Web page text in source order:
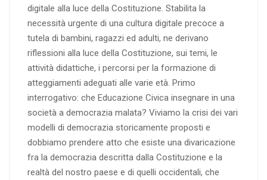
digitale alla luce della Costituzione. Stabilita la
necessità urgente di una cultura digitale precoce a
tutela di bambini, ragazzi ed adulti, ne derivano
riflessioni alla luce della Costituzione, sui temi, le
attività didattiche, i percorsi per la formazione di
atteggiamenti adeguati alle varie età. Primo
interrogativo: che Educazione Civica insegnare in una
società a democrazia malata? Viviamo la crisi dei vari
modelli di democrazia storicamente proposti e
dobbiamo prendere atto che esiste una divaricazione
fra la democrazia descritta dalla Costituzione e la
realtà del nostro paese e di quelli occidentali, che